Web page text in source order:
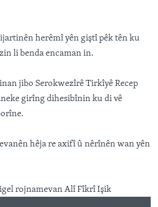
herêmî yên giştî pêk tên ku
li benda encaman in.
jibo Serokwezîrê Tirkîyê Recep
girîng dihesibînin ku di vê
hêja re axifî û nêrînên wan yên
rojnamevan Alî Fîkrî Işik